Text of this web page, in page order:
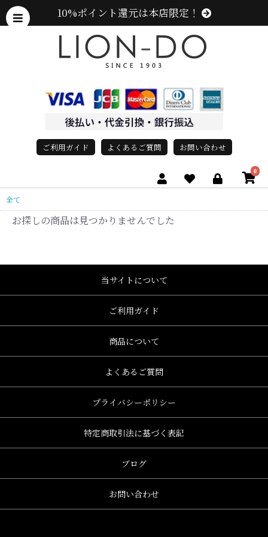
10%ポイント還元は本店限定！
ご利用ガイド よくあるご質問 お問い合わせ
0
全て
お探しの商品は見つかりませんでした
当サイトについて
ご利用ガイド
商品について
よくあるご質問
プライバシーポリシー
特定商取引法に基づく表記
ブログ
お問い合わせ